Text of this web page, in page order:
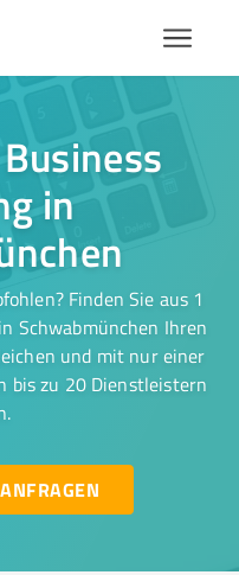
in
Finden Sie aus 1
Schwabmünchen Ihren
und mit nur einer
bis zu 20 Dienstleistern